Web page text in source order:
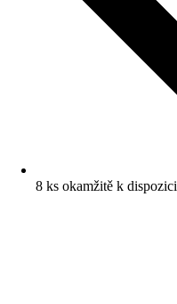
8 ks okamžitě k dispozici